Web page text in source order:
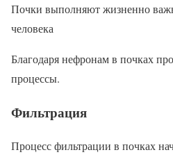
Почки выполняют жизненно
человека
Благодаря нефронам в почках
процессы.
Фильтрация
Процесс фильтрации в почках